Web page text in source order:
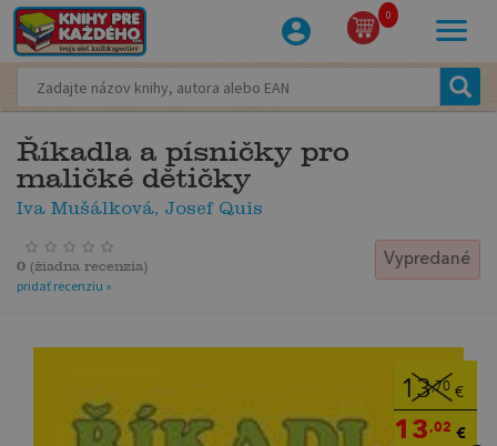
0
Říkadla a písničky pro
maličké dětičky
Iva Mušálková, Josef Quis
Vypredané
0 (žiadna recenzia)
pridať recenziu »
13,70 €
13,02 €